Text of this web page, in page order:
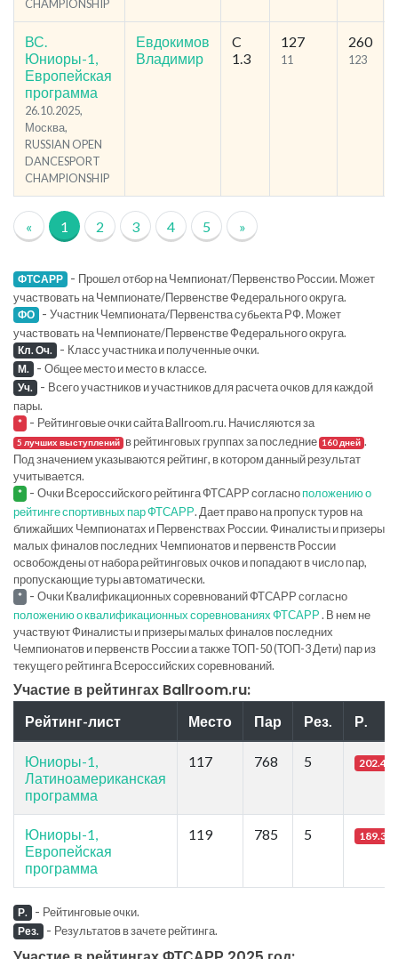
CHAMPIONSHIP
ВС.
Юниоры-1,
Европейская
программа
26.10.2025,
Москва,
RUSSIAN OPEN
DANCESPORT
CHAMPIONSHIP
Евдокимов
Владимир
C
1.3
127
11
260
123
« 1 2 3 4 5 »
ФТСАРР - Прошел отбор на Чемпионат/Первенство России. Может
участвовать на Чемпионате/Первенстве Федерального округа.
ФО - Участник Чемпионата/Первенства субьекта РФ. Может
участвовать на Чемпионате/Первенстве Федерального округа.
Кл. Оч. - Класс участника и полученные очки.
М. - Общее место и место в классе.
Уч. - Всего участников и участников для расчета очков для каждой
пары.
* - Рейтинговые очки сайта Ballroom.ru. Начисляются за
5 лучших выступлений в рейтинговых группах за последние 160 дней .
Под значением указываются рейтинг, в котором данный результат
учитывается.
* - Очки Всероссийского рейтинга ФТСАРР согласноположению о
рейтинге спортивных пар ФТСАРР. Дает право на пропуск туров на
ближайших Чемпионатах и Первенствах России. Финалисты и призеры
малых финалов последних Чемпионатов и первенств России
освобождены от набора рейтинговых очков и попадают в число пар,
пропускающие туры автоматически.
* - Очки Квалификационных соревнований ФТСАРР согласно
положению о квалификационных соревнованиях ФТСАРР. В нем не
участвуют Финалисты и призеры малых финалов последних
Чемпионатов и первенств России а также ТОП-50 (ТОП-3 Дети) пар из
текущего рейтинга Всероссийских соревнований.
Участие в рейтингах Ballroom.ru:
Рейтинг-лист Место Пар Рез. Р.
Юниоры-1,
Латиноамериканская
программа
117 768 5 202.4
Юниоры-1,
Европейская
программа
119 785 5 189.34
Р. - Рейтинговые очки.
Рез. - Результатов в зачете рейтинга.